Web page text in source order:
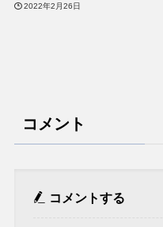
2022年2月26日
コメント
コメントする